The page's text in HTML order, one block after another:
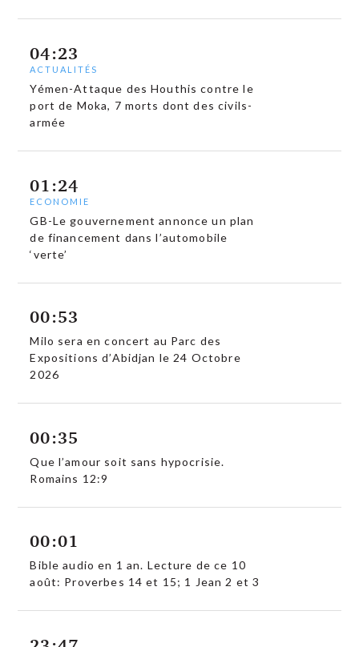
04:23
ACTUALITÉS
Yémen-Attaque des Houthis contre le
port de Moka, 7 morts dont des civils-
armée
01:24
ECONOMIE
GB-Le gouvernement annonce un plan
de financement dans l’automobile
‘verte’
00:53
Milo sera en concert au Parc des
Expositions d’Abidjan le 24 Octobre
2026
00:35
Que l’amour soit sans hypocrisie.
Romains 12:9
00:01
Bible audio en 1 an. Lecture de ce 10
août: Proverbes 14 et 15; 1 Jean 2 et 3